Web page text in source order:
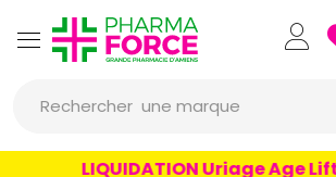
Pharmaforce
Rechercher
LIQUIDATION Uriage Age Lift